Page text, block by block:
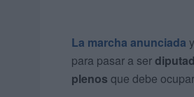
La marcha anunciada
para pasar a ser
plenos que debe